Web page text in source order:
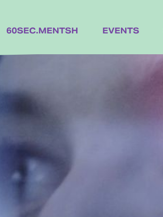
60SEC.MENTSH EVENTS